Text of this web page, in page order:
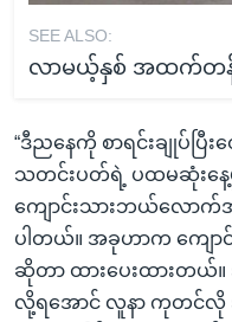
SEE ALSO:
လာမယ့်နှစ် အထက်တန်း
“ဒီညနေကို စာရင်းချုပ်ပြီး
သတင်းပတ်ရဲ့ ပထမဆုံးန
ကျောင်းသားဘယ်လောက်
ပါတယ်။ အခုဟာက ကျော
ဆိုတာ ထားပေးထားတယ်။
လို့ရအောင် လူနာ ကုတင်လို